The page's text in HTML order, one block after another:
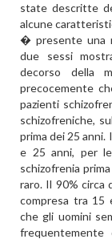
state descritte
alcune
� presente una
due sessi
decorso della
precocemente
pazienti
schizofreniche,
prima dei 25
e 25 anni, per
schizofrenia
raro. Il 90% circa
compresa tra 15
che gli uomini
frequentemente